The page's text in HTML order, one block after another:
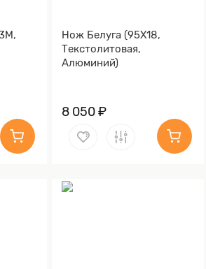
Нож Белуга (95Х18,
Текстолитовая,
Алюминий)
8 050 ₽